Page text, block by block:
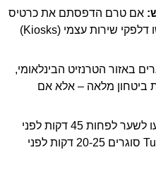
אם טרם הדפסתם את כרטיס
העלייה לטיסה המחברת, חפשו דלפקי שירות עצמי (Kiosks)
באזור הטרנזיט הבינלאומי,
ביטחון מלאה – אלא אם
הגיעו לשער לפחות 45 דקות לפני
ההמראה. שערי Turkish Airlines סוגרים 20-25 דקות לפני